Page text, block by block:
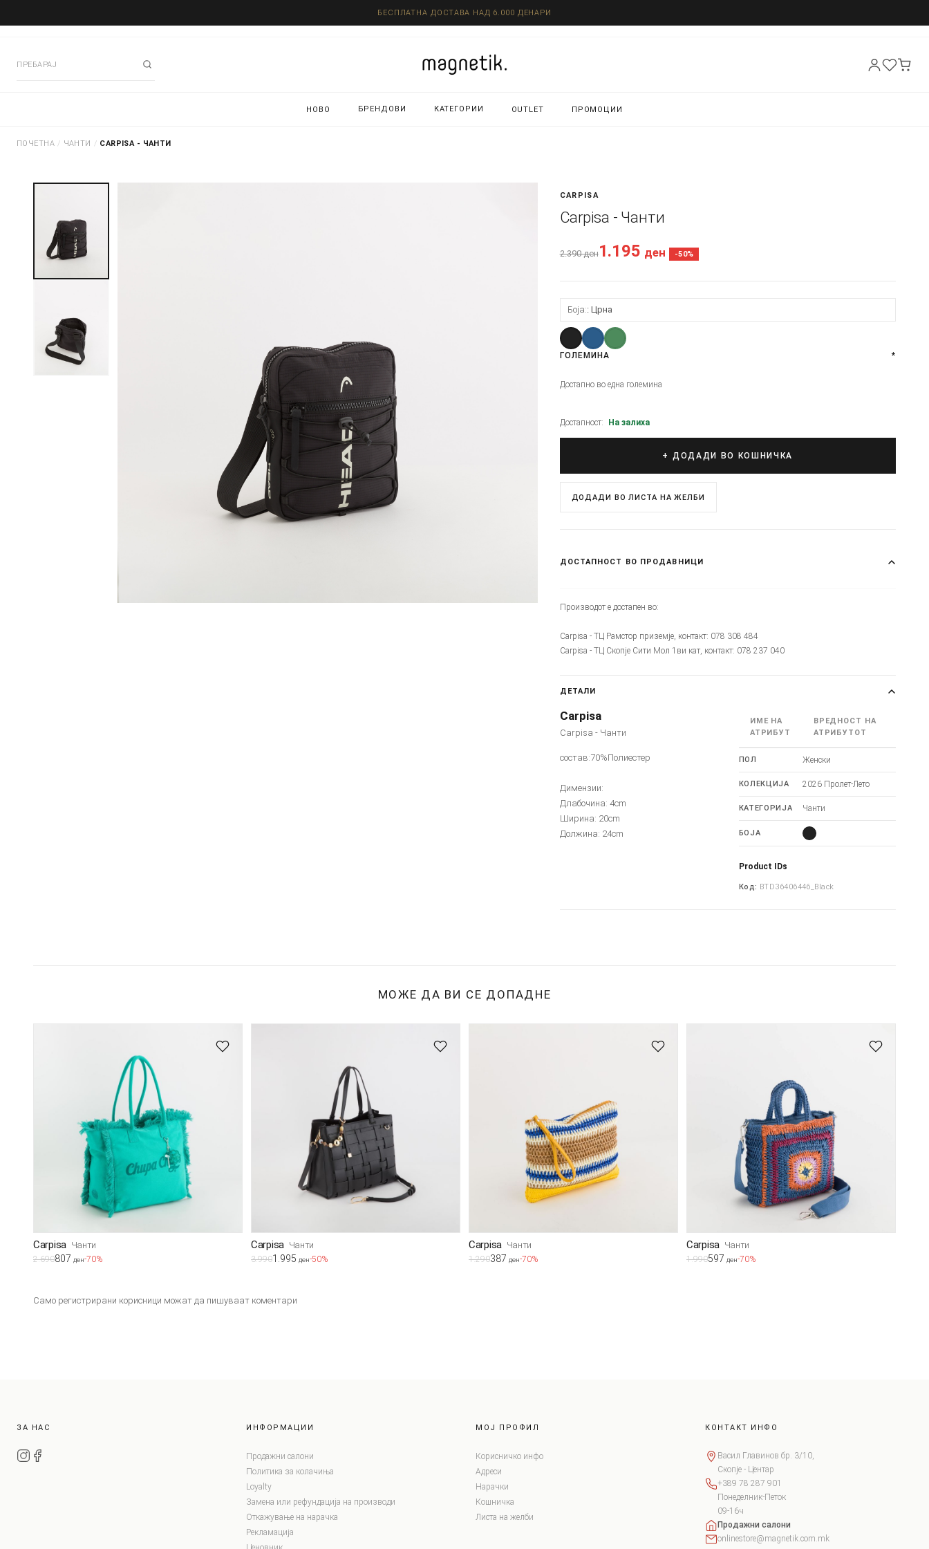
БЕСПЛАТНА ДОСТАВА НАД 6.000 ДЕНАРИ
НОВО БРЕНДОВИ КАТЕГОРИИ OUTLET ПРОМОЦИИ
ПОЧЕТНА / ЧАНТИ / CARPISA - ЧАНТИ
CARPISA
Carpisa - Чанти
2.390ден1.195 ден -50%
Боја: Црна
ГОЛЕМИНА *
Достапно во една големина
Достапност: На залиха
+ ДОДАДИ ВО КОШНИЧКА
ДОДАДИ ВО ЛИСТА НА ЖЕЛБИ
ДОСТАПНОСТ ВО ПРОДАВНИЦИ
Производот е достапен во:
Carpisa - ТЦ Рамстор приземје, контакт: 078 308 484
Carpisa - ТЦ Скопје Сити Мол 1ви кат, контакт: 078 237 040
ДЕТАЛИ
Carpisa
Carpisa - Чанти
состав:70%Полиестер
Димензии:
Длабочина: 4cm
Ширина: 20cm
Должина: 24cm
ИМЕ НА
АТРИБУТ
ВРЕДНОСТ НА
АТРИБУТОТ
ПОЛ Женски
КОЛЕКЦИЈА 2026 Пролет-Лето
КАТЕГОРИЈА Чанти
БОЈА
Product IDs
Код: BTD36406446_Black
МОЖЕ ДА ВИ СЕ ДОПАДНЕ
Carpisa Чанти
2.690807 ден-70%
Carpisa Чанти
3.9901.995 ден-50%
Carpisa Чанти
1.290387 ден-70%
Carpisa Чанти
1.990597 ден-70%
Само регистрирани корисници можат да пишуваат коментари
ЗА НАС ИНФОРМАЦИИ
Продажни салони
Политика за колачиња
Loyalty
Замена или рефундација на производи
Откажување на нарачка
Рекламација
МОЈ ПРОФИЛ
Корисничко инфо
Адреси
Нарачки
Кошничка
Листа на желби
КОНТАКТ ИНФО
Васил Главинов бр. 3/10,
Скопје - Центар
+389 78 287 901
Понеделник-Петок
09-16ч
Продажни салони
onlinestore@magnetik.com.mk